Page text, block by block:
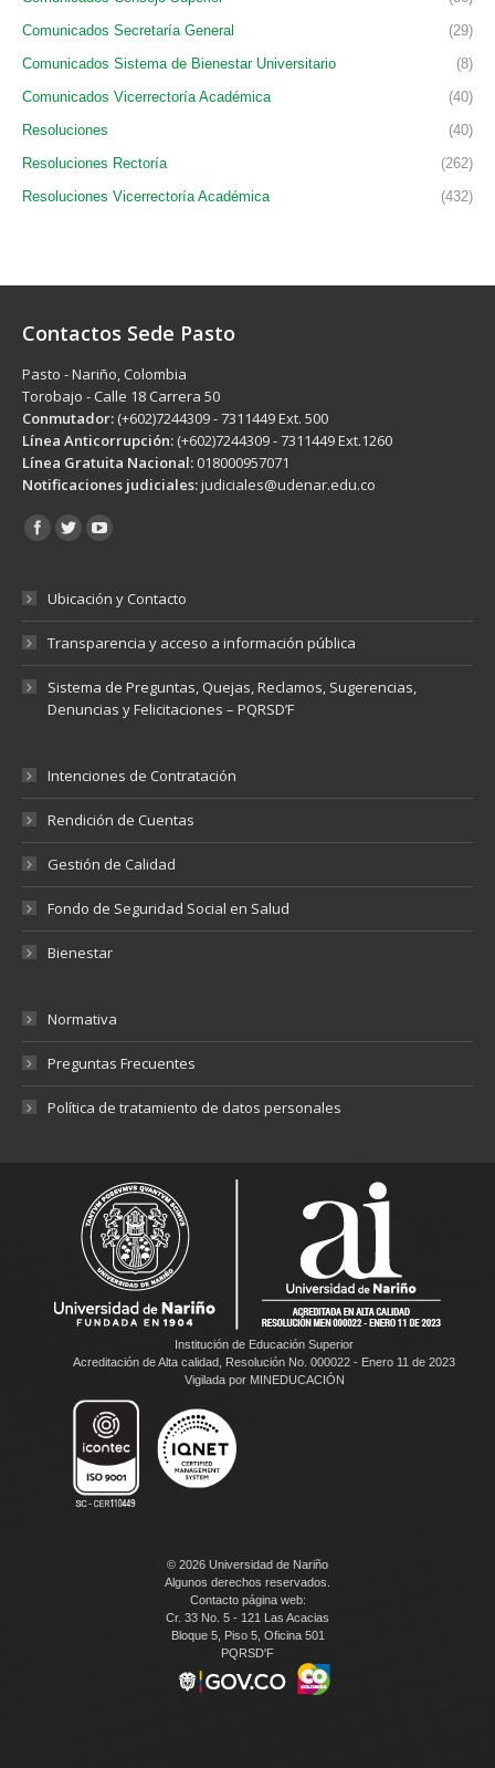
Comunicados Secretaría General
(29)
Comunicados Sistema de Bienestar Universitario
(8)
Comunicados Vicerrectoría Académica
(40)
Resoluciones
(40)
Resoluciones Rectoría
(262)
Resoluciones Vicerrectoría Académica
(432)
Contactos Sede Pasto
Pasto - Nariño, Colombia
Torobajo - Calle 18 Carrera 50
Conmutador: (+602)7244309 - 7311449 Ext. 500
Línea Anticorrupción: (+602)7244309 - 7311449 Ext.1260
Línea Gratuita Nacional: 018000957071
Notificaciones judiciales:judiciales@udenar.edu.co
Encuéntranos en:
Ubicación y Contacto
Transparencia y acceso a información pública
Sistema de Preguntas, Quejas, Reclamos, Sugerencias,
Denuncias y Felicitaciones – PQRSD’F
Intenciones de Contratación
Rendición de Cuentas
Gestión de Calidad
Fondo de Seguridad Social en Salud
Bienestar
Normativa
Preguntas Frecuentes
Política de tratamiento de datos personales
Institución de Educación Superior
Acreditación de Alta calidad, Resolución No. 000022 - Enero 11 de 2023
Vigilada por MINEDUCACIÓN
© 2026 Universidad de Nariño
Algunos derechos reservados.
Contacto página web:
Cr. 33 No. 5 - 121 Las Acacias
Bloque 5, Piso 5, Oficina 501
PQRSD'F